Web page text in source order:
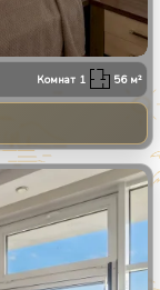
Комнат 1 56м²